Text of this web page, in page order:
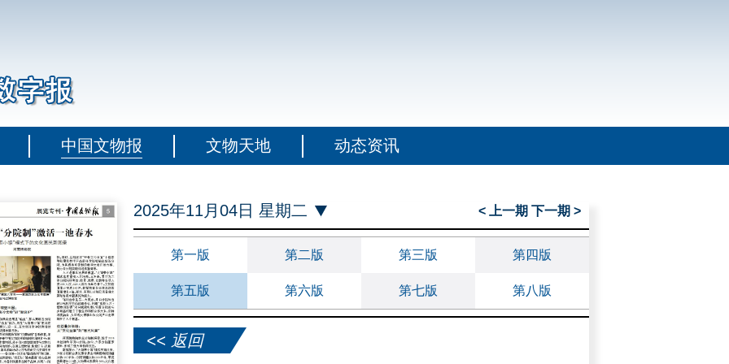
中国文物报 文物天地 动态资讯
2025年11月04日 星期二 < 上一期 下一期 >
第一版 第二版 第三版 第四版
第五版 第六版 第七版 第八版
<< 返回